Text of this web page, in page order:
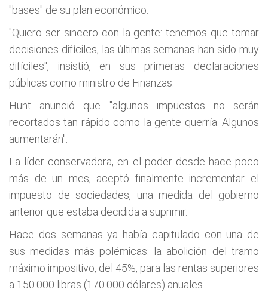
"bases" de su plan económico.
"Quiero ser sincero con la gente: tenemos que tomar
decisiones difíciles, las últimas semanas han sido muy
difíciles", insistió, en sus primeras declaraciones
públicas como ministro de Finanzas.
Hunt anunció que "algunos impuestos no serán
recortados tan rápido como la gente querría. Algunos
aumentarán".
La líder conservadora, en el poder desde hace poco
más de un mes, aceptó finalmente incrementar el
impuesto de sociedades, una medida del gobierno
anterior que estaba decidida a suprimir.
Hace dos semanas ya había capitulado con una de
sus medidas más polémicas: la abolición del tramo
máximo impositivo, del 45%, para las rentas superiores
a 150.000 libras (170.000 dólares) anuales.